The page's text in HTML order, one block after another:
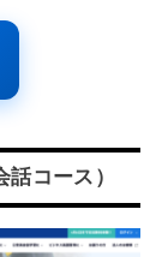
コース）